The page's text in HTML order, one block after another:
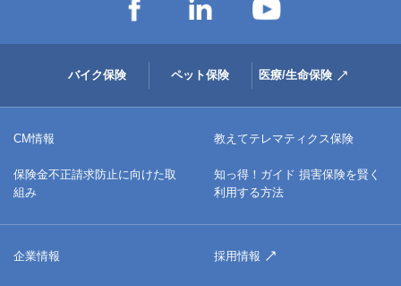
バイク保険 ペット保険 医療/生命保険
CM情報 教えてテレマティクス保険
保険金不正請求防止に向けた取
組み
知っ得！ガイド 損害保険を賢く
利用する方法
企業情報 採用情報